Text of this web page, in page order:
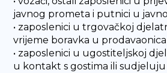
javnog prometa i putnici u
• zaposlenici u trgovačkoj
vrijeme boravka u
• zaposlenici u ugostiteljskoj
u kontakt s gostima ili